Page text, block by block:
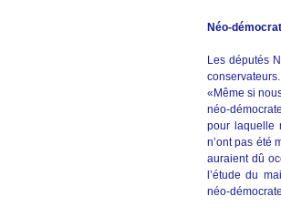
Néo-
Les députés
conservateurs.
«Même si
néo-
pour laquelle
n’ont pas été
auraient dû
l’étude du
néo-